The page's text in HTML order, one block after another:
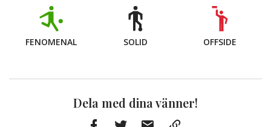
FENOMENAL SOLID OFFSIDE
Dela med dina vänner!